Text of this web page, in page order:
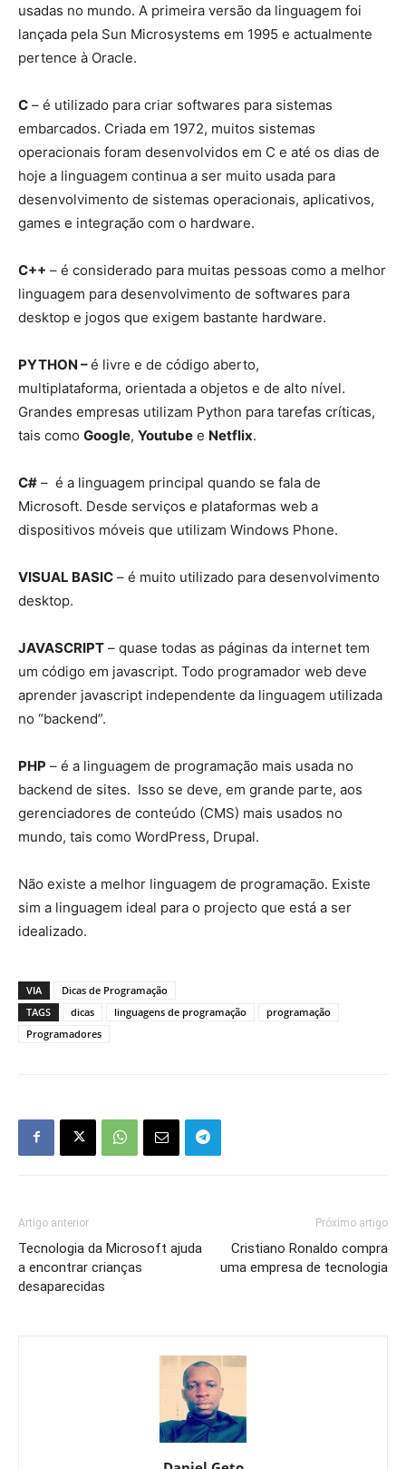
usadas no mundo. A primeira versão da linguagem foi
lançada pela Sun Microsystems em 1995 e actualmente
pertence à Oracle.
C – é utilizado para criar softwares para sistemas
embarcados. Criada em 1972, muitos sistemas
operacionais foram desenvolvidos em C e até os dias de
hoje a linguagem continua a ser muito usada para
desenvolvimento de sistemas operacionais, aplicativos,
games e integração com o hardware.
C++ – é considerado para muitas pessoas como a melhor
linguagem para desenvolvimento de softwares para
desktop e jogos que exigem bastante hardware.
PYTHON –é livre e de código aberto,
multiplataforma, orientada a objetos e de alto nível.
Grandes empresas utilizam Python para tarefas críticas,
tais como Google, Youtube e Netflix.
C# – é a linguagem principal quando se fala de
Microsoft. Desde serviços e plataformas web a
dispositivos móveis que utilizam Windows Phone.
VISUAL BASIC – é muito utilizado para desenvolvimento
desktop.
JAVASCRIPT – quase todas as páginas da internet tem
um código em javascript. Todo programador web deve
aprender javascript independente da linguagem utilizada
no “backend”.
PHP – é a linguagem de programação mais usada no
backend de sites. Isso se deve, em grande parte, aos
gerenciadores de conteúdo (CMS) mais usados no
mundo, tais como WordPress, Drupal.
Não existe a melhor linguagem de programação. Existe
sim a linguagem ideal para o projecto que está a ser
idealizado.
VIA
Dicas de Programação
TAGS
dicas linguagens de programação
programação
Programadores
Artigo anterior
Tecnologia da Microsoft ajuda
a encontrar crianças
desaparecidas
Próximo artigo
Cristiano Ronaldo compra
uma empresa de tecnologia